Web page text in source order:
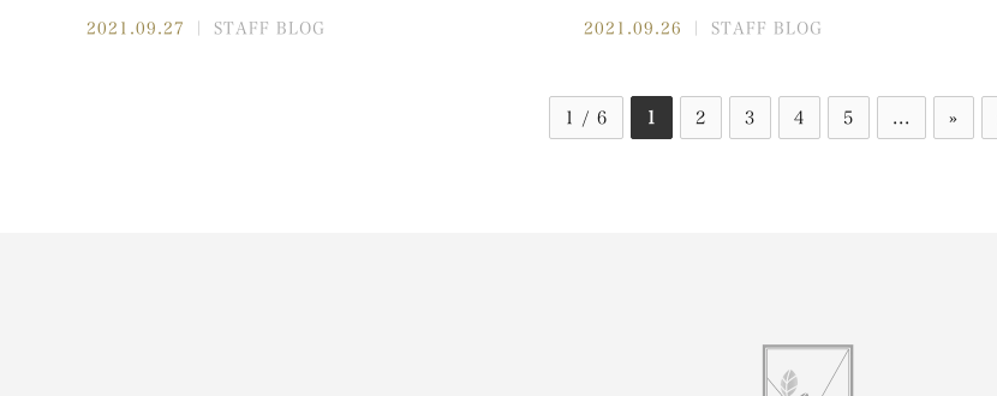
2021.09.27 ｜ STAFF BLOG 2021.09.26 ｜ STAFF BLOG
1 / 6 1 2 3 4 5 ... »